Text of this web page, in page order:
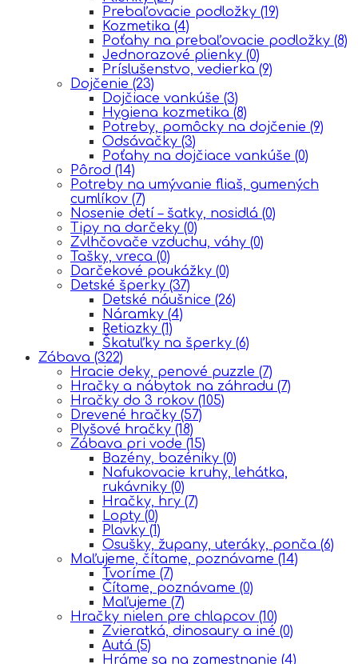
Prebaľovacie podložky (19)
Kozmetika (4)
Poťahy na prebaľovacie podložky (8)
Jednorazové plienky (0)
Príslušenstvo, vedierka (9)
Dojčenie (23)
Dojčiace vankúše (3)
Hygiena kozmetika (8)
Potreby, pomôcky na dojčenie (9)
Odsávačky (3)
Poťahy na dojčiace vankúše (0)
Pôrod (14)
Potreby na umývanie fliaš, gumených
cumlíkov (7)
Nosenie detí – šatky, nosidlá (0)
Tipy na darčeky (0)
Zvlhčovače vzduchu, váhy (0)
Tašky, vreca (0)
Darčekové poukážky (0)
Detské šperky (37)
Detské náušnice (26)
Náramky (4)
Retiazky (1)
Škatuľky na šperky (6)
Zábava (322)
Hracie deky, penové puzzle (7)
Hračky a nábytok na záhradu (7)
Hračky do 3 rokov (105)
Drevené hračky (57)
Plyšové hračky (18)
Zábava pri vode (15)
Bazény, bazéniky (0)
Nafukovacie kruhy, lehátka,
rukávniky (0)
Hračky, hry (7)
Lopty (0)
Plavky (1)
Osušky, župany, uteráky, ponča (6)
Maľujeme, čítame, poznávame (14)
Tvoríme (7)
Čítame, poznávame (0)
Maľujeme (7)
Hračky nielen pre chlapcov (10)
Zvieratká, dinosaury a iné (0)
Autá (5)
Hráme sa na zamestnanie (4)